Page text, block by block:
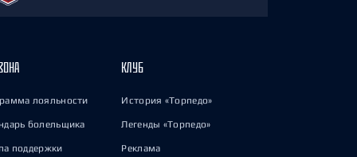
лояльности
болельщика
поддержки
КЛУБ
История «Торпедо»
Легенды «Торпедо»
Реклама